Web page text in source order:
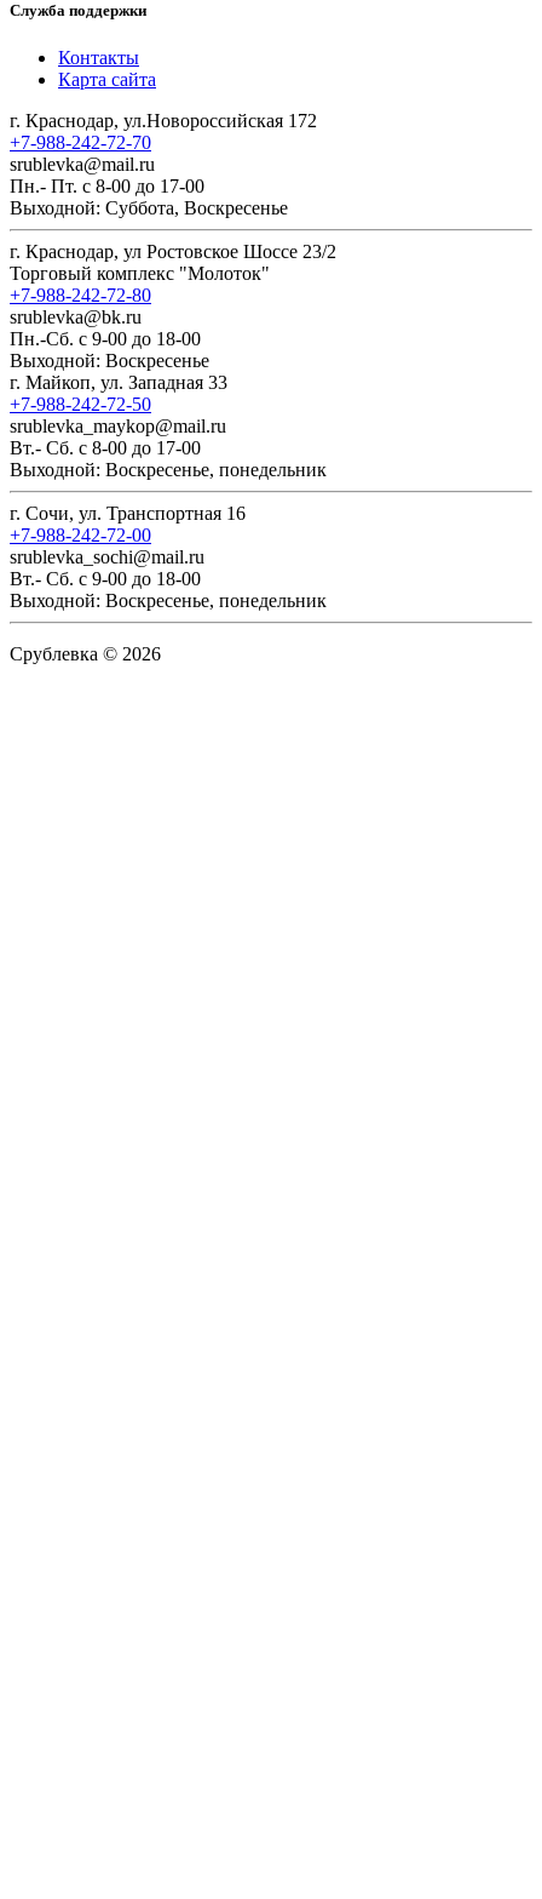
Служба поддержки
Контакты
Карта сайта
г. Краснодар, ул.Новороссийская 172
+7-988-242-72-70
srublevka@mail.ru
Пн.- Пт. с 8-00 до 17-00
Выходной: Суббота, Воскресенье
г. Краснодар, ул Ростовское Шоссе 23/2
Торговый комплекс "Молоток"
+7-988-242-72-80
srublevka@bk.ru
Пн.-Сб. с 9-00 до 18-00
Выходной: Воскресенье
г. Майкоп, ул. Западная 33
+7-988-242-72-50
srublevka_maykop@mail.ru
Вт.- Сб. с 8-00 до 17-00
Выходной: Воскресенье, понедельник
г. Сочи, ул. Транспортная 16
+7-988-242-72-00
srublevka_sochi@mail.ru
Вт.- Сб. с 9-00 до 18-00
Выходной: Воскресенье, понедельник
Срублевка © 2026